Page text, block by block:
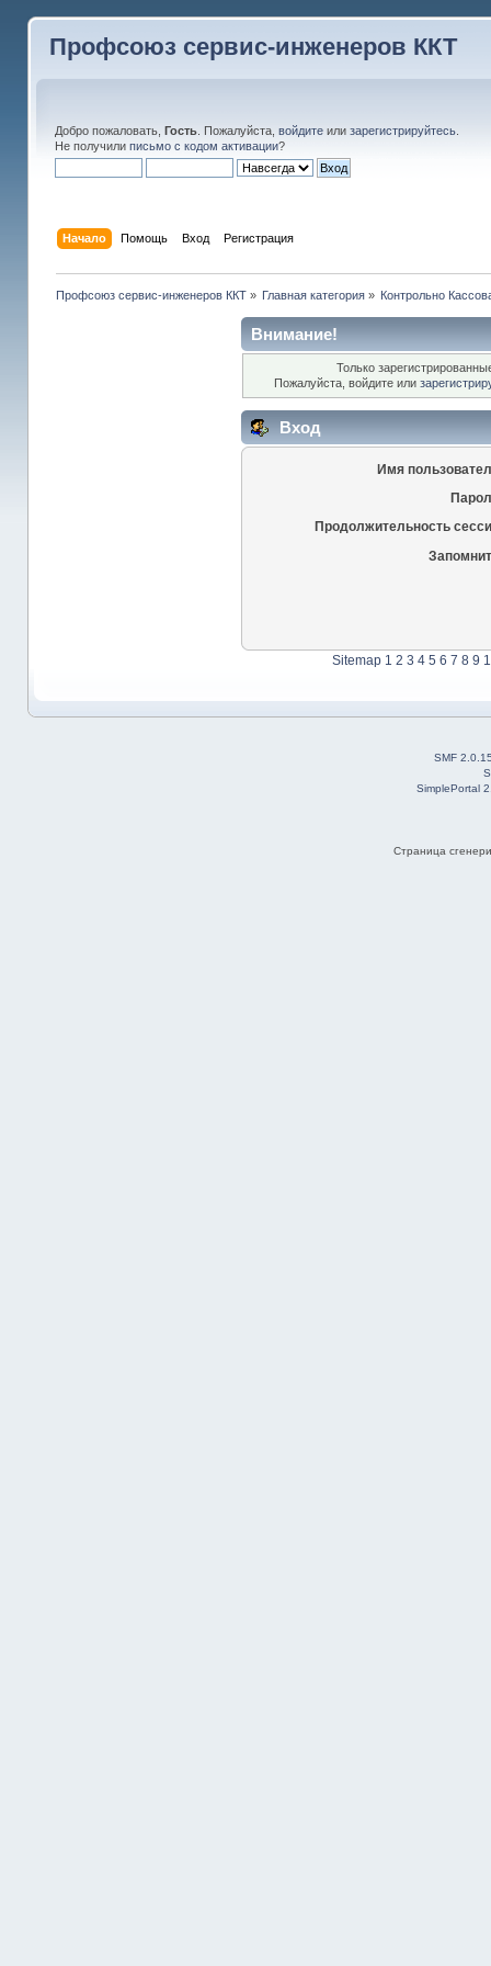
Профсоюз сервис-инженеров ККТ
Добро пожаловать, Гость. Пожалуйста, войдитеили зарегистрируйтесь.
Не получили письмо с кодом активации?
Начало Помощь Вход Регистрация
Профсоюз сервис-инженеров ККТ» Главная категория » Контрольно
Внимание!
Только
Пожалуйста, войдите или
Вход
Имя
Продолжительность
Sitemap 1 2 3 4 5 6 7 8 9
SMF
SimplePortal
Страница